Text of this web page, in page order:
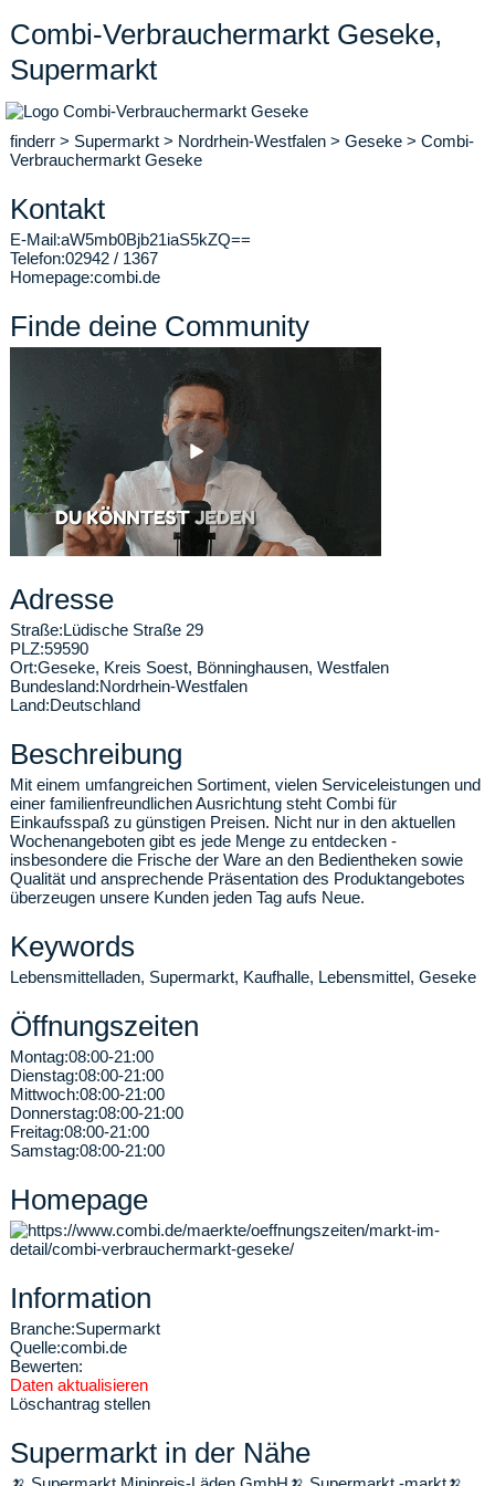
Combi-Verbrauchermarkt Geseke,
Supermarkt
finderr > Supermarkt > Nordrhein-Westfalen > Geseke > Combi-
Verbrauchermarkt Geseke
Kontakt
E-Mail:aW5mb0Bjb21iaS5kZQ==
Telefon:02942 / 1367
Homepage:combi.de
Finde deine Community
Adresse
Straße:Lüdische Straße 29
PLZ:59590
Ort:Geseke, Kreis Soest, Bönninghausen, Westfalen
Bundesland:Nordrhein-Westfalen
Land:Deutschland
Beschreibung
Mit einem umfangreichen Sortiment, vielen Serviceleistungen und
einer familienfreundlichen Ausrichtung steht Combi für
Einkaufsspaß zu günstigen Preisen. Nicht nur in den aktuellen
Wochenangeboten gibt es jede Menge zu entdecken -
insbesondere die Frische der Ware an den Bedientheken sowie
Qualität und ansprechende Präsentation des Produktangebotes
überzeugen unsere Kunden jeden Tag aufs Neue.
Keywords
Lebensmittelladen, Supermarkt, Kaufhalle, Lebensmittel, Geseke
Öffnungszeiten
Montag:08:00-21:00
Dienstag:08:00-21:00
Mittwoch:08:00-21:00
Donnerstag:08:00-21:00
Freitag:08:00-21:00
Samstag:08:00-21:00
Homepage
Information
Branche:Supermarkt
Quelle:combi.de
Bewerten:
Daten aktualisieren
Löschantrag stellen
Supermarkt in der Nähe